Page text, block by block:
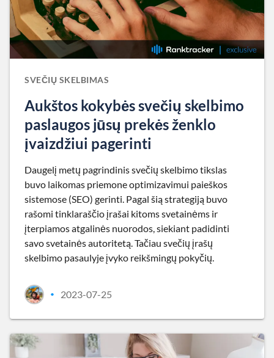
SVEČIŲ SKELBIMAS
Aukštos kokybės svečių skelbimo
paslaugos jūsų prekės ženklo
įvaizdžiui pagerinti
Daugelį metų pagrindinis svečių skelbimo tikslas
buvo laikomas priemone optimizavimui paieškos
sistemose (SEO) gerinti. Pagal šią strategiją buvo
rašomi tinklaraščio įrašai kitoms svetainėms ir
įterpiamos atgalinės nuorodos, siekiant padidinti
savo svetainės autoritetą. Tačiau svečių įrašų
skelbimo pasaulyje įvyko reikšmingų pokyčių.
• 2023-07-25